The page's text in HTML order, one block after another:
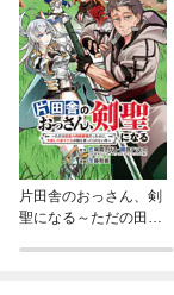
片田舎のおっさん、剣
聖になる～ただの田舎